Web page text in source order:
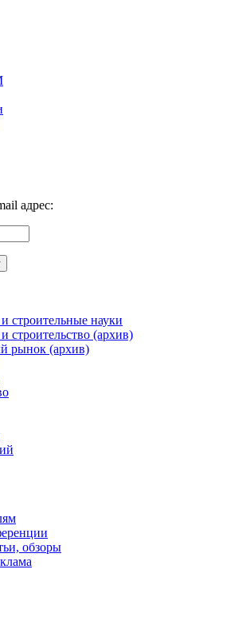
адрес:
строительные науки
строительство (архив)
рынок (архив)
обзоры